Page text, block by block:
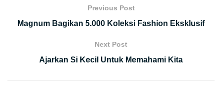
Previous Post
Magnum Bagikan 5.000 Koleksi Fashion Eksklusif
Next Post
Ajarkan Si Kecil Untuk Memahami Kita